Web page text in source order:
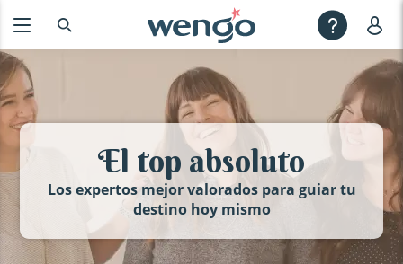
El top absoluto
Los expertos mejor valorados para guiar tu
destino hoy mismo